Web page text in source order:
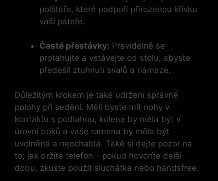
polštáře, které podpoří přirozenou křivku
vaší páteře.
Časté přestávky: Pravidelně se
protahujte a vstávejte od stolu, abyste
předešli ztuhnutí svalů a námaze.
Důležitým krokem je také udržení správné
polohy při sedění. Měli byste mít nohy v
kontaktu s podlahou, kolena by měla být v
úrovni boků a vaše ramena by měla být
uvolněná a neochablá. Také si dejte pozor na
to, jak držíte telefon – pokud hovoríte delší
dobu, zkuste použít sluchátka nebo handsfree.